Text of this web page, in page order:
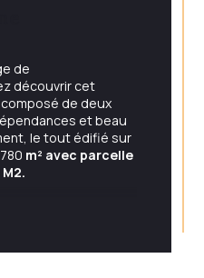
de
découvrir cet
de deux
et beau
le tout édifié sur
m² avec parcelle